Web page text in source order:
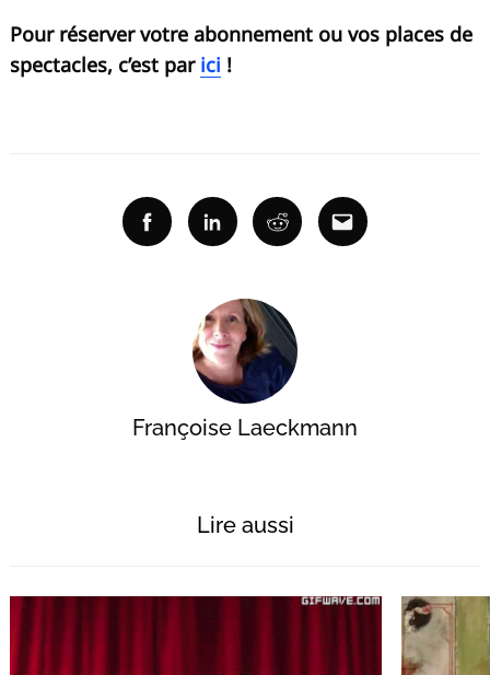
Pour réserver votre abonnement ou vos places de
spectacles, c’est par ici !
FacebookLinkedinRedditEmail
Françoise Laeckmann
Lire aussi